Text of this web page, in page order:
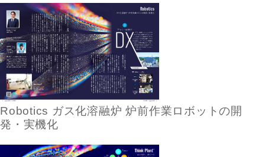
Robotics ガス化溶融炉 炉前作業ロボットの開
発・実機化